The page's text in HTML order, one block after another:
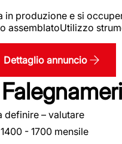
in produzione e si
assemblatoUtilizzo
Dettaglio annuncio
definire – valutare
1400 - 1700 mensile